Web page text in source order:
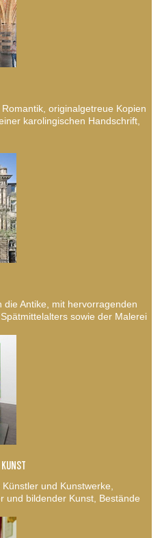
originalgetreue Kopien
karolingischen Handschrift,
Antike, mit hervorragenden
sowie der Malerei
und Kunstwerke,
und bildender Kunst, Bestände